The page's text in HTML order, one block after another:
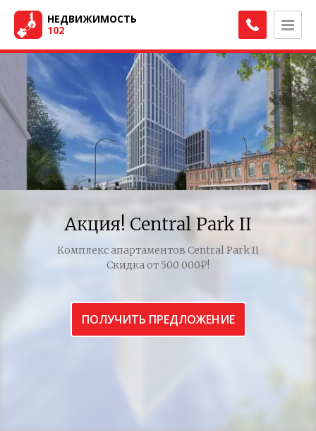
НЕДВИЖИМОСТЬ
102
Акция! Central Park II
Комплекс апартаментов Central Park II
Скидка от 500 000₽!
ПОЛУЧИТЬ ПРЕДЛОЖЕНИЕ